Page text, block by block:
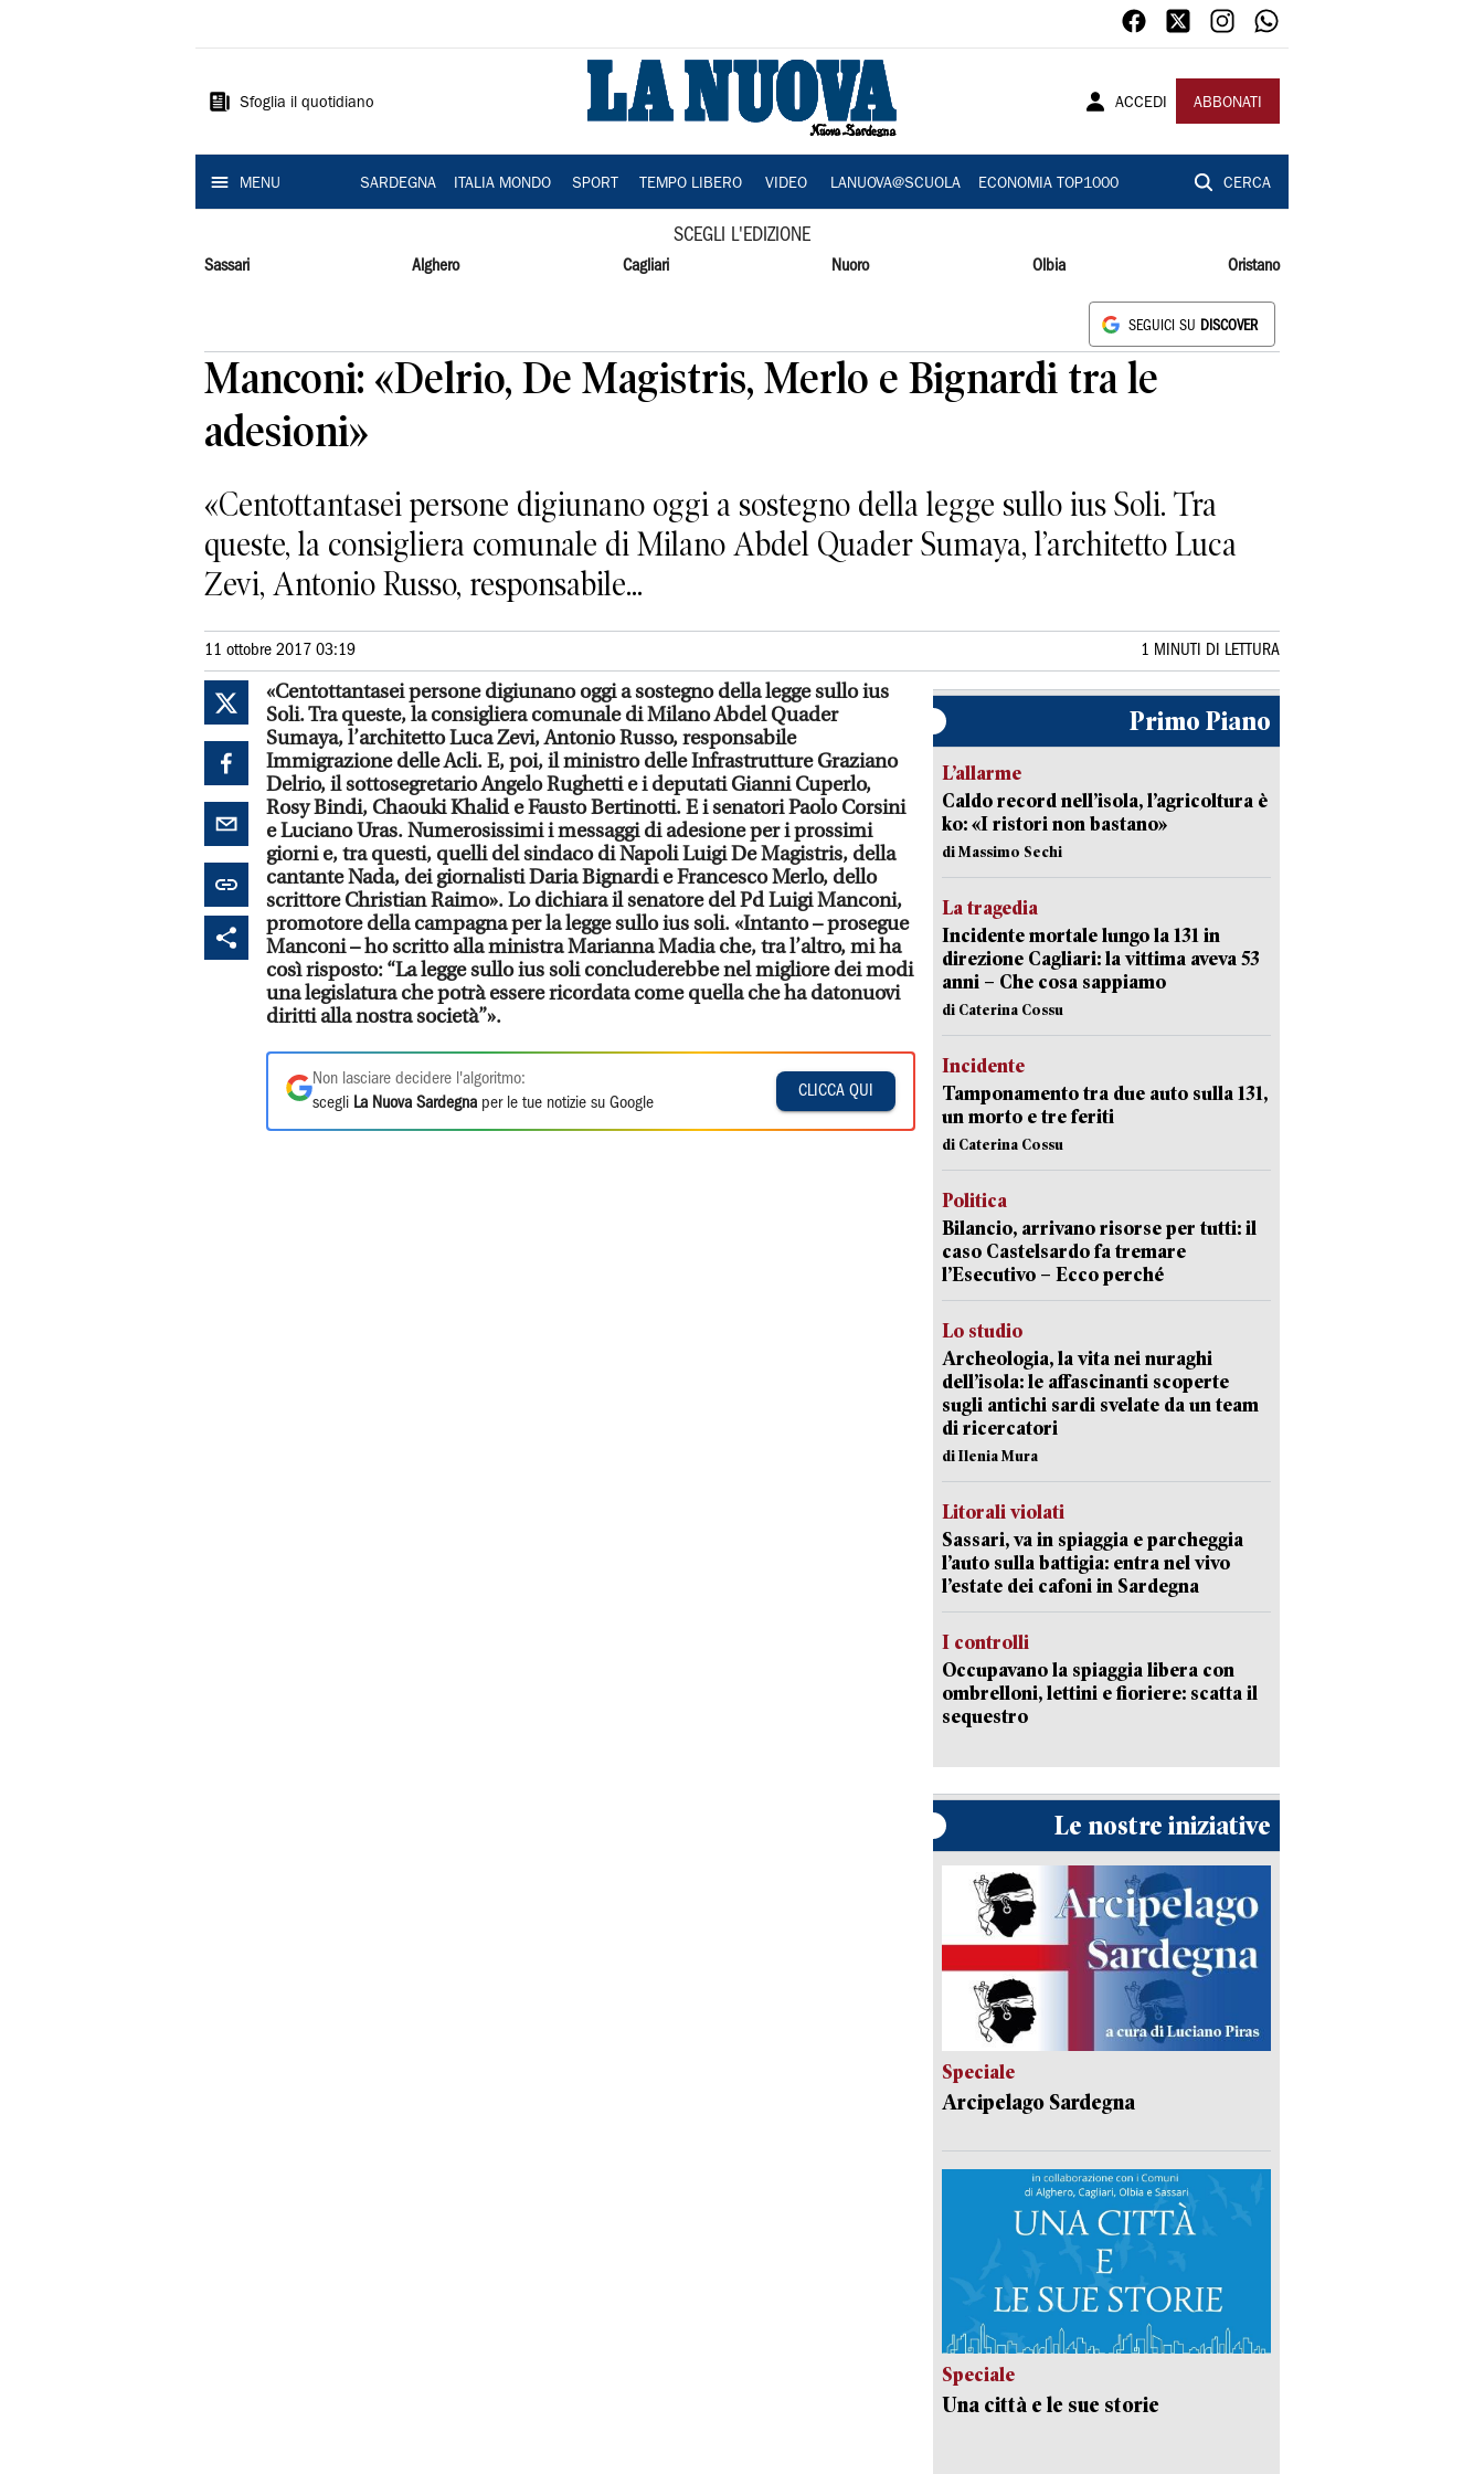
Sardegna
Sfoglia il quotidiano ACCEDI ABBONATI
MENU SARDEGNA ITALIA MONDO SPORT TEMPO LIBERO VIDEO LANUOVA@SCUOLA ECONOMIA TOP1000 CERCA
SCEGLI L'EDIZIONE
Sassari Alghero Cagliari Nuoro Olbia Oristano
SEGUICI SU DISCOVER
Manconi: «Delrio, De Magistris, Merlo e Bignardi tra le
adesioni»
«Centottantasei persone digiunano oggi a sostegno della legge sullo ius Soli. Tra
queste, la consigliera comunale di Milano Abdel Quader Sumaya, l’architetto Luca
Zevi, Antonio Russo, responsabile...
11 ottobre 2017 03:19 1 MINUTI DI LETTURA
«Centottantasei persone digiunano oggi a sostegno della legge sullo ius
Soli. Tra queste, la consigliera comunale di Milano Abdel Quader
Sumaya, l’architetto Luca Zevi, Antonio Russo, responsabile
Immigrazione delle Acli. E, poi, il ministro delle Infrastrutture Graziano
Delrio, il sottosegretario Angelo Rughetti e i deputati Gianni Cuperlo,
Rosy Bindi, Chaouki Khalid e Fausto Bertinotti. E i senatori Paolo Corsini
e Luciano Uras. Numerosissimi i messaggi di adesione per i prossimi
giorni e, tra questi, quelli del sindaco di Napoli Luigi De Magistris, della
cantante Nada, dei giornalisti Daria Bignardi e Francesco Merlo, dello
scrittore Christian Raimo». Lo dichiara il senatore del Pd Luigi Manconi,
promotore della campagna per la legge sullo ius soli. «Intanto – prosegue
Manconi – ho scritto alla ministra Marianna Madia che, tra l’altro, mi ha
così risposto: “La legge sullo ius soli concluderebbe nel migliore dei modi
una legislatura che potrà essere ricordata come quella che ha datonuovi
diritti alla nostra società”».
Non lasciare decidere l'algoritmo:
scegli La Nuova Sardegna per le tue notizie su Google
CLICCA QUI
Primo Piano
L’allarme
Caldo record nell’isola, l’agricoltura è
ko: «I ristori non bastano»
di Massimo Sechi
La tragedia
Incidente mortale lungo la 131 in
direzione Cagliari: la vittima aveva 53
anni – Che cosa sappiamo
di Caterina Cossu
Incidente
Tamponamento tra due auto sulla 131,
un morto e tre feriti
di Caterina Cossu
Politica
Bilancio, arrivano risorse per tutti: il
caso Castelsardo fa tremare
l’Esecutivo – Ecco perché
Lo studio
Archeologia, la vita nei nuraghi
dell’isola: le affascinanti scoperte
sugli antichi sardi svelate da un team
di ricercatori
di Ilenia Mura
Litorali violati
Sassari, va in spiaggia e parcheggia
l’auto sulla battigia: entra nel vivo
l’estate dei cafoni in Sardegna
I controlli
Occupavano la spiaggia libera con
ombrelloni, lettini e fioriere: scatta il
sequestro
Le nostre iniziative
Speciale
Arcipelago Sardegna
Speciale
Una città e le sue storie